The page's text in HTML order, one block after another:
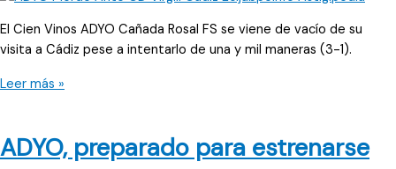
Cádiz
El Cien Vinos ADYO Cañada Rosal FS se viene de vacío de su
visita a Cádiz pese a intentarlo de una y mil maneras (3-1).
ADYO
vender
Leer más »
ADYO, preparado para estrenarse